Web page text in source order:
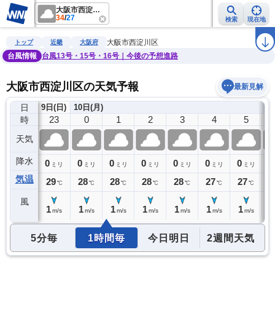
大阪市西淀川区
34/27 検索 現在地
雨雲レーダー 台風情報 地震情報 ラ
トップ 近畿 大阪府
大阪市西淀川区
台風情報
台風13号・15号・16号｜今後の予想進路
大阪市西淀川区の天気予報 最新見解
日
時
天気
降水
気温
風
9日(日)
22
0ミリ
29℃
23
0 ミリ
29 ℃
1m/s
10日(月)
0
0 ミリ
28℃
1 m/s
1
0 ミリ
28℃
1 m/s
2
0 ミリ
28℃
1 m/s
3
0 ミリ
28℃
1 m/s
4
0 ミリ
27℃
1 m/s
5
0 ミリ
27℃
1 m/s
5分毎 1時間毎 今日明日 2週間天気